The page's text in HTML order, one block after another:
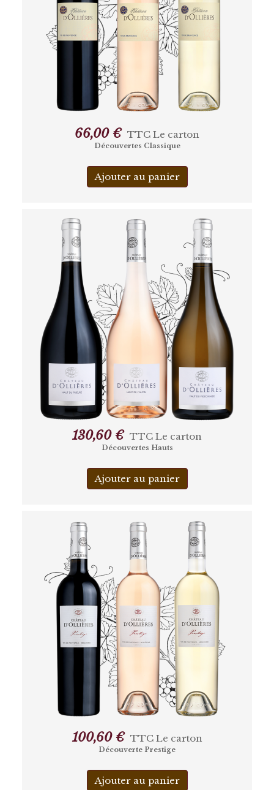
66,00 € TTC Le carton
Découvertes Classique
Ajouter au panier
130,60 € TTC Le carton
Découvertes Hauts
Ajouter au panier
100,60 € TTCLe carton
Découverte Prestige
Ajouter au panier